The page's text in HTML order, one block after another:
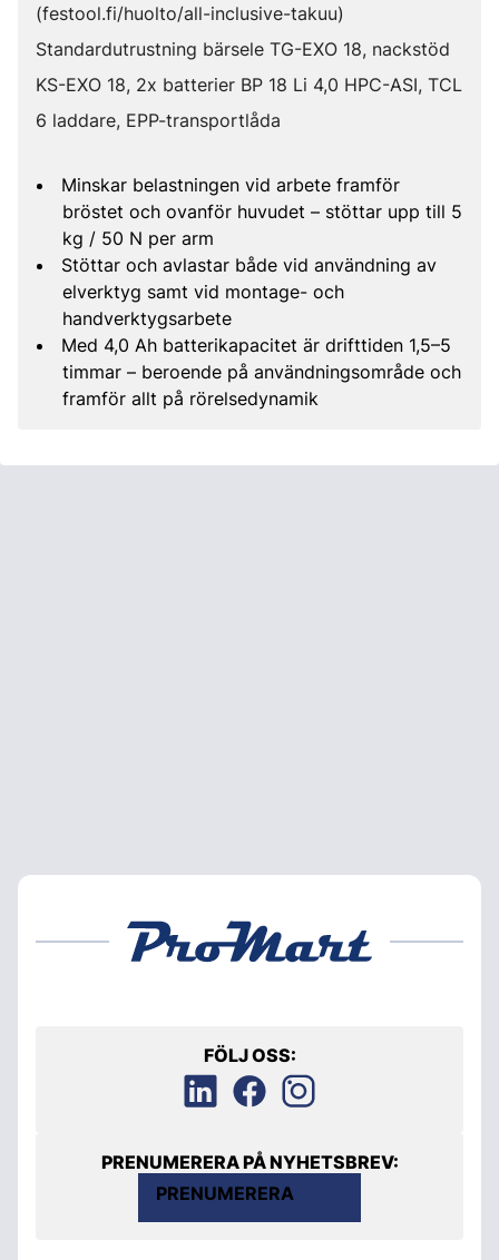
(festool.fi/huolto/all-inclusive-takuu)
Standardutrustning bärsele TG-EXO 18, nackstöd
KS-EXO 18, 2x batterier BP 18 Li 4,0 HPC-ASI, TCL
6 laddare, EPP-transportlåda
Minskar belastningen vid arbete framför
bröstet och ovanför huvudet – stöttar upp till 5
kg / 50 N per arm
Stöttar och avlastar både vid användning av
elverktyg samt vid montage- och
handverktygsarbete
Med 4,0 Ah batterikapacitet är drifttiden 1,5–5
timmar – beroende på användningsområde och
framför allt på rörelsedynamik
FÖLJ OSS:
PRENUMERERA PÅ NYHETSBREV:
PRENUMERERA